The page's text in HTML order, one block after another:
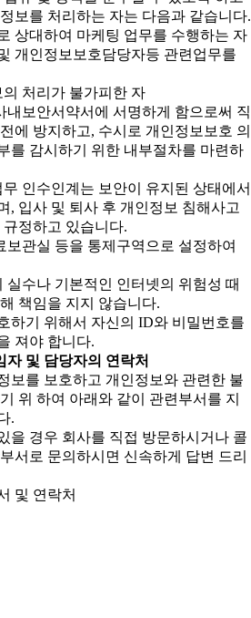
보를 처리하는 자는 다음과 같습니다.
상대하여 마케팅 업무를 수행하는 자
개인정보보호담당자등 관련업무를
처리가 불가피한 자
내보안서약서에 서명하게 함으로써 직
에 방지하고, 수시로 개인정보보호 의
를 감시하기 위한 내부절차를 마련하
인수인계는 보안이 유지된 상태에서
, 입사 및 퇴사 후 개인정보 침해사고
정하고 있습니다.
보관실 등을 통제구역으로 설정하여
실수나 기본적인 인터넷의 위험성 때
책임을 지지 않습니다.
하기 위해서 자신의 ID와 비밀번호를
져야 합니다.
자 및 담당자의 연락처
보를 보호하고 개인정보와 관련한 불
위 하여 아래와 같이 관련부서를 지
.
을 경우 회사를 직접 방문하시거나 콜
서로 문의하시면 신속하게 답변 드리
및 연락처